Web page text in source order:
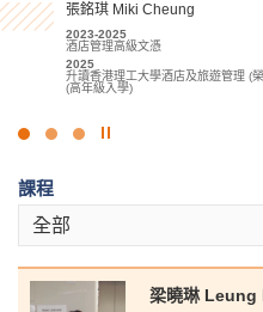
張銘琪 Miki Cheung
2023-2025
酒店管理高級文憑
2025
升讀香港理工大學酒店及旅遊管理 (
(高年級入學)
2023-2025
2025
驗管理) (高年級入學)
馮詠詩 Stephy Fung
2019-2021
醫療及保健產品管理高級文憑
2021
升讀香港理工大學職業治療學(榮譽)理
點
燈
片
課程
全部
梁曉琳 Leung